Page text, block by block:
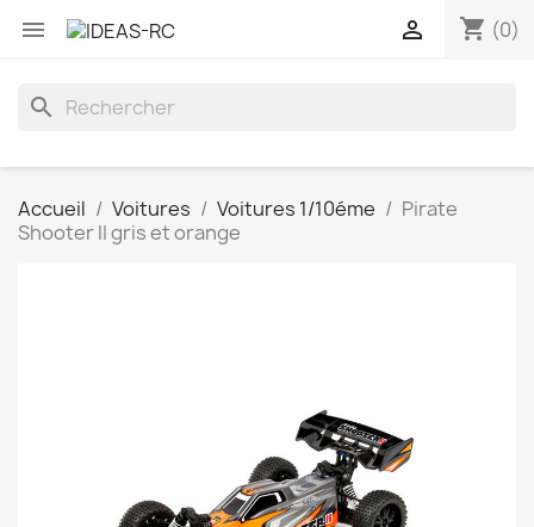
 shopping_cart (0)

search
Accueil Voitures Voitures 1/10éme
Pirate
Shooter II gris et orange